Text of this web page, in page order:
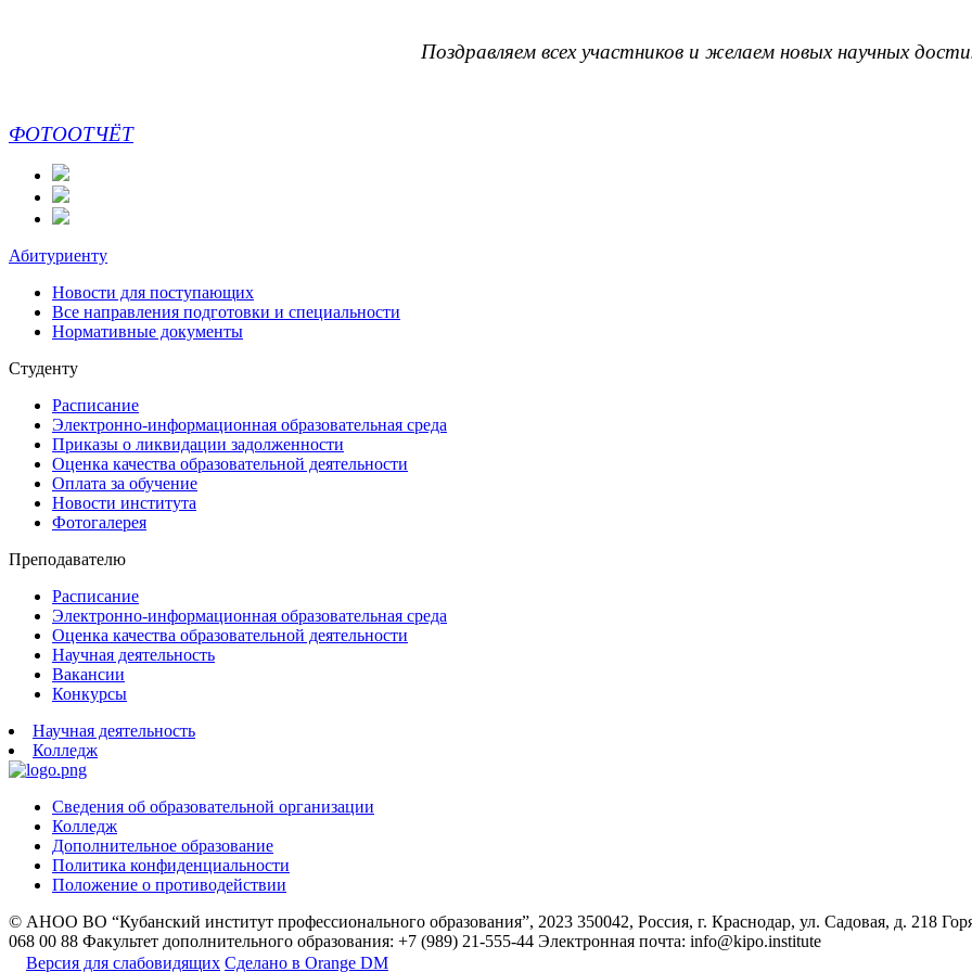
Поздравляем всех участников и желаем новых научных
ФОТООТЧЁТ
Абитуриенту
Новости для поступающих
Все направления подготовки и специальности
Нормативные документы
Студенту
Расписание
Электронно-информационная образовательная среда
Приказы о ликвидации задолженности
Оценка качества образовательной деятельности
Оплата за обучение
Новости института
Фотогалерея
Преподавателю
Расписание
Электронно-информационная образовательная среда
Оценка качества образовательной деятельности
Научная деятельность
Вакансии
Конкурсы
Научная деятельность
Колледж
Сведения об образовательной организации
Колледж
Дополнительное образование
Политика конфиденциальности
Положение о противодействии
© АНОО ВО “Кубанский институт профессионального образования”, 2023 350042, Россия, г. Краснодар, ул. Садовая, д. 218
068 00 88 Факультет дополнительного образования: +7 (989) 21-555-44 Электронная почта: info@kipo.institute
Версия для слабовидящих Сделано в Orange DM